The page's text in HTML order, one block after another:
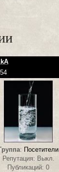
: Посетители
Репутация: Выкл.
Публикаций: 0